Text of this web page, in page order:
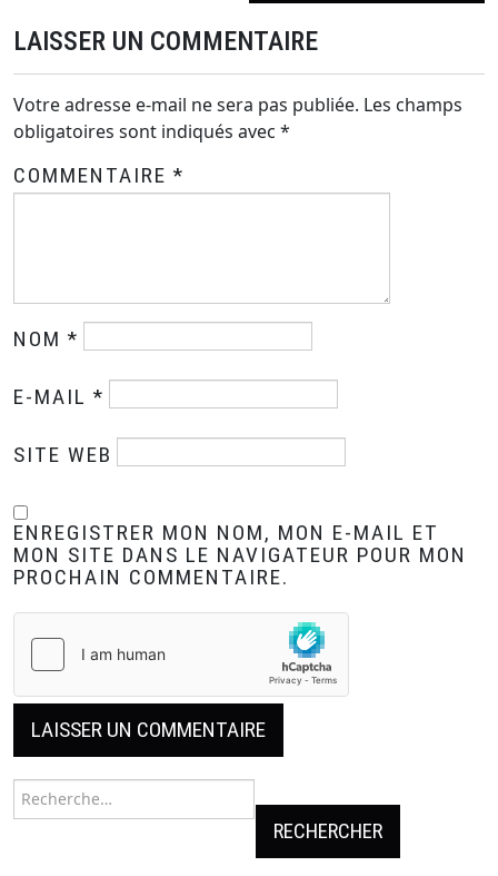
LAISSER UN COMMENTAIRE
Votre adresse e-mail ne sera pas publiée. Les champs
obligatoires sont indiqués avec *
COMMENTAIRE *
NOM *
E-MAIL *
SITE WEB
ENREGISTRER MON NOM, MON E-MAIL ET
MON SITE DANS LE NAVIGATEUR POUR MON
PROCHAIN COMMENTAIRE.
Rechercher :